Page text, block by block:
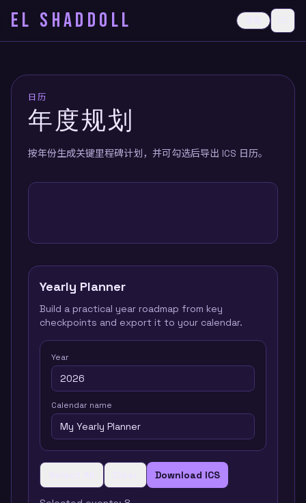
EL SHADDOLL 打
日历
年度规划
按年份生成关键里程碑计划，并可勾选后导出 ICS 日历。
Yearly Planner
Build a practical year roadmap from key
checkpoints and export it to your calendar.
Year
Calendar name
Download ICS